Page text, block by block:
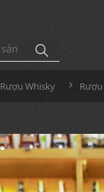
Rượu Whisky